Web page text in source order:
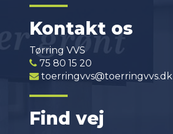
Kontakt os
Tørring VVS
75 80 15 20
toerringvvs@toerringvvs.dk
Find vej